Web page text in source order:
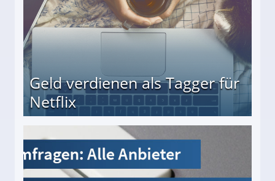
Geld verdienen als Tagger für
Netflix